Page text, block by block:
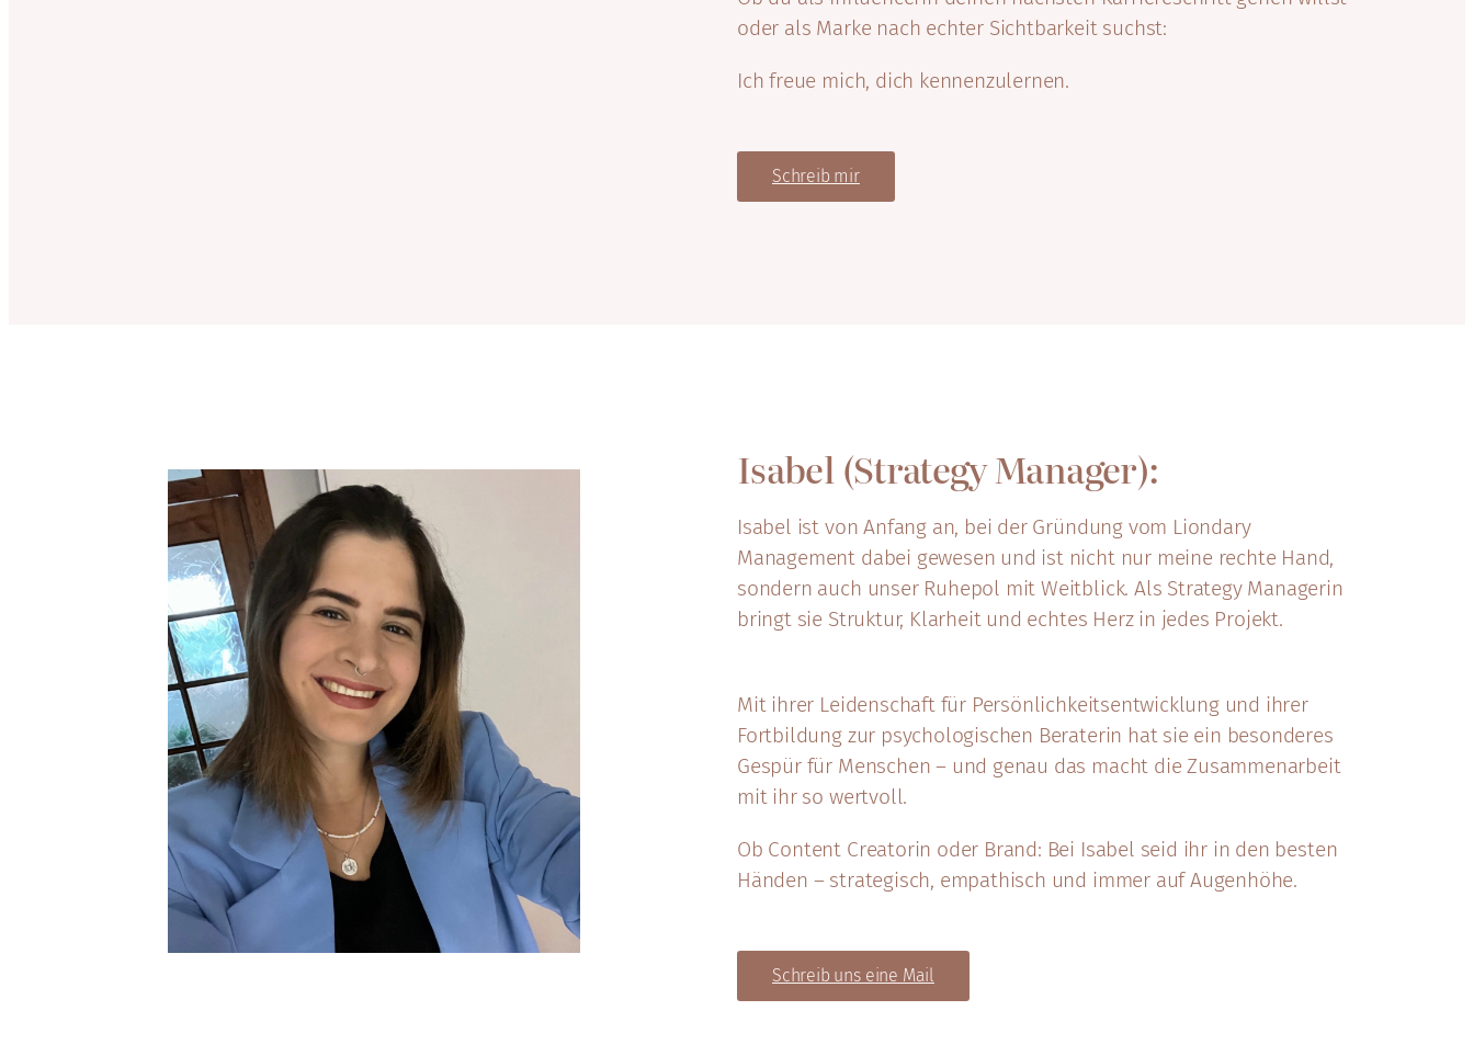
oder als Marke nach echter Sichtbarkeit suchst:
Ich freue mich, dich kennenzulernen.
Schreib mir
Isabel (Strategy Manager):
Isabel ist von Anfang an, bei der Gründung vom Liondary
Management dabei gewesen und ist nicht nur meine rechte Hand,
sondern auch unser Ruhepol mit Weitblick. Als Strategy Managerin
bringt sie Struktur, Klarheit und echtes Herz in jedes Projekt.
Mit ihrer Leidenschaft für Persönlichkeitsentwicklung und ihrer
Fortbildung zur psychologischen Beraterin hat sie ein besonderes
Gespür für Menschen – und genau das macht die Zusammenarbeit
mit ihr so wertvoll.
Ob Content Creatorin oder Brand: Bei Isabel seid ihr in den besten
Händen – strategisch, empathisch und immer auf Augenhöhe.
Schreib uns eine Mail